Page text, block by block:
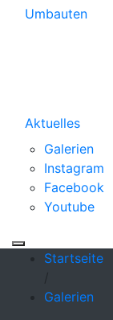
Umbauten
Aktuelles
Galerien
Instagram
Facebook
Youtube
Startseite
/
Galerien